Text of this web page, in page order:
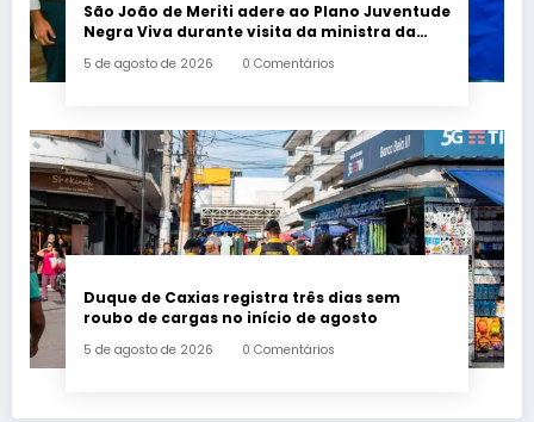
São João de Meriti adere ao Plano Juventude
Negra Viva durante visita da ministra da
5 de agosto de 2026 0 Comentários
Duque de Caxias registra três dias sem
roubo de cargas no início de agosto
5 de agosto de 2026 0 Comentários